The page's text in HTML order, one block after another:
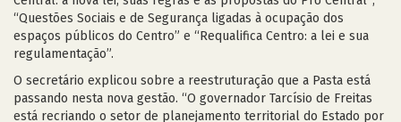
“Questões Sociais e de Segurança ligadas à ocupação dos
espaços públicos do Centro” e “Requalifica Centro: a lei e sua
regulamentação”.
O secretário explicou sobre a reestruturação que a Pasta está
passando nesta nova gestão. “O governador Tarcísio de Freitas
está recriando o setor de planejamento territorial do Estado por